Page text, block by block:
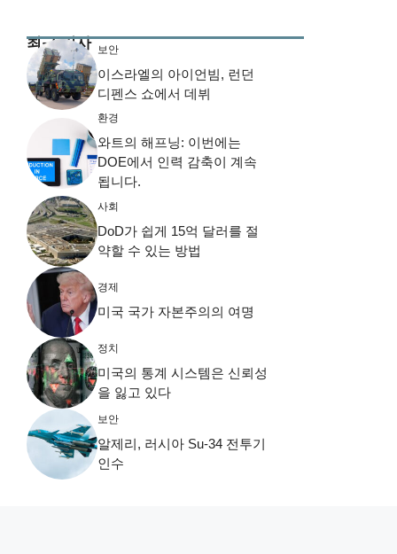
최근 기사 보안
이스라엘의 아이언빔, 런던
디펜스 쇼에서 데뷔
환경
와트의 해프닝: 이번에는
DOE에서 인력 감축이 계속
됩니다.
사회
DoD가 쉽게 15억 달러를 절
약할 수 있는 방법
경제
미국 국가 자본주의의 여명
정치
미국의 통계 시스템은 신뢰성
을 잃고 있다
보안
알제리, 러시아 Su-34 전투기
인수